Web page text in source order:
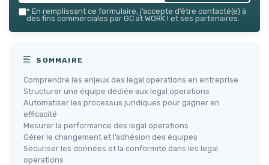
* En remplissant ce formulaire, j’accepte d’être contacté(e) à
des fins commerciales par GC at WORK ! et ses partenaires.
SOMMAIRE
Comprendre les enjeux des legal operations en entreprise
Structurer une équipe dédiée aux legal operations
Automatiser les processus juridiques pour gagner en
efficacité
Mesurer la performance des legal operations
Gérer le changement et l’adhésion des équipes
Sécuriser les données et la conformité dans les legal
operations